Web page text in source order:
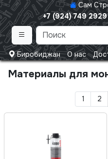
Сам
+7 (924) 749 2929
Биробиджан О нас
Материалы для
1 2